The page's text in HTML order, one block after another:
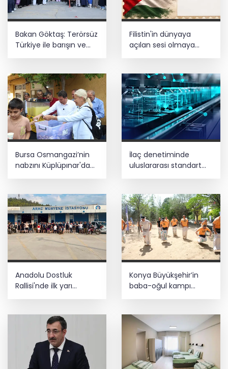
Bakan Göktaş: Terörsüz
Türkiye ile barışın ve
Filistin'in dünyaya
açılan sesi olmaya
Bursa Osmangazi’nin
nabzını Küplüpınar'da
tuttu
İlaç denetiminde
uluslararası standart
dönemi
Anadolu Dostluk
Rallisi'nde ilk yarı
tamamlandı
Konya Büyükşehir’in
baba-oğul kampı
Ağustos'ta da sürecek